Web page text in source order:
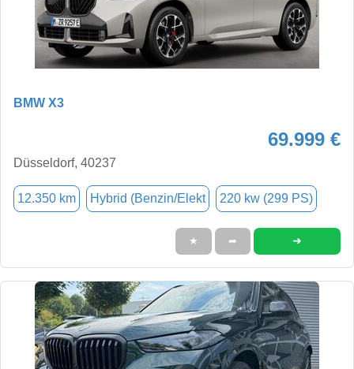
BMW X3
69.999 €
Düsseldorf, 40237
12.350 km Hybrid (Benzin/Elekt 220 kw (299 PS)
★ ➦ ➜